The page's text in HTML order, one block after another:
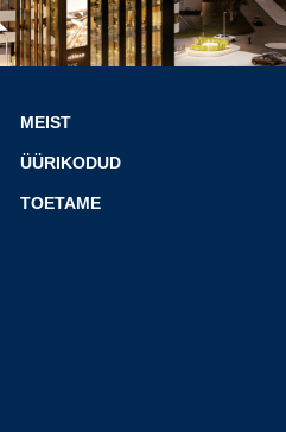
MEIST
ÜÜRIKODUD
TOETAME